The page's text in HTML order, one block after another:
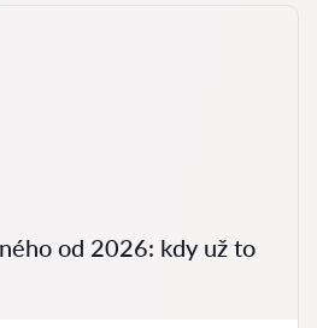
od 2026: kdy už to